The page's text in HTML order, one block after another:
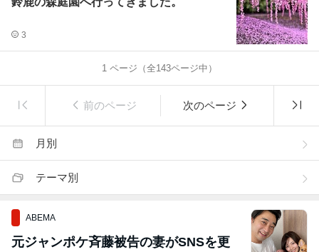
3
1 ページ（全143ページ中）
前のページ 次のページ
月別
テーマ別
ABEMA
元ジャンポケ斉藤被告の妻がSNSを更